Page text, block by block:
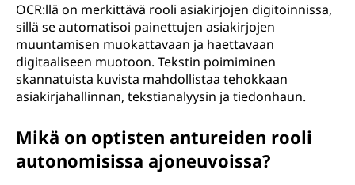
OCR:llä on merkittävä rooli asiakirjojen digitoinnissa,
sillä se automatisoi painettujen asiakirjojen
muuntamisen muokattavaan ja haettavaan
digitaaliseen muotoon. Tekstin poimiminen
skannatuista kuvista mahdollistaa tehokkaan
asiakirjahallinnan, tekstianalyysin ja tiedonhaun.
Mikä on optisten antureiden rooli
autonomisissa ajoneuvoissa?